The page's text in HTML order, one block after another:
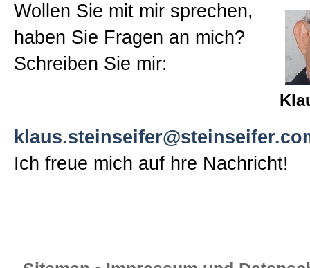
Wollen Sie mit mir sprechen,
haben Sie Fragen an mich?
Schreiben Sie mir:
Ich freue mich auf hre Nachricht!